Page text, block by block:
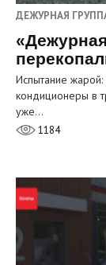
ДЕЖУРНАЯ
Испытание
кондиционеры в
уже…
1184